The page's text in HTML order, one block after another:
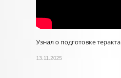
Узнал о подготовке теракта
13.11.2025